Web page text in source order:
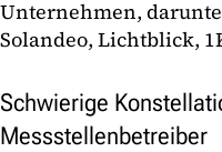
Unternehmen,
Solandeo, Lichtblick,
Schwierige
Messstellenbetreiber